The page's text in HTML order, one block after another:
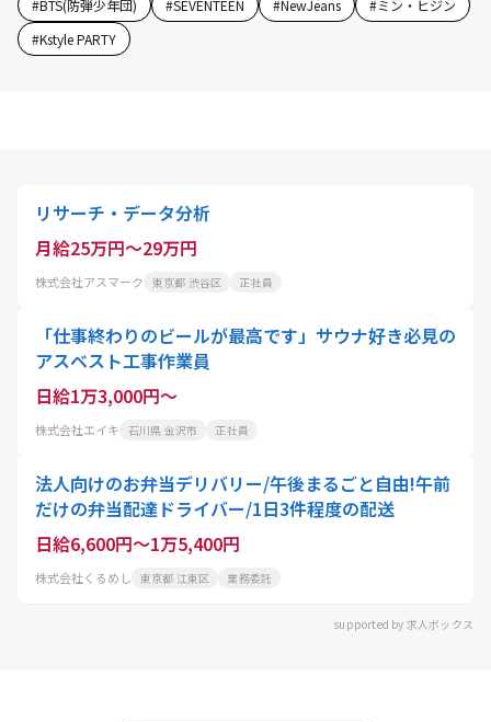
#BTS(防弾少年団) #SEVENTEEN #NewJeans #ミン・ヒジン
#Kstyle PARTY
リサーチ・データ分析
月給25万円～29万円
株式会社アスマーク 東京都 渋谷区 正社員
「仕事終わりのビールが最高です」サウナ好き必見の
アスベスト工事作業員
日給1万3,000円～
株式会社エイキ 石川県 金沢市 正社員
法人向けのお弁当デリバリー/午後まるごと自由!午前
だけの弁当配達ドライバー/1日3件程度の配送
日給6,600円～1万5,400円
株式会社くるめし 東京都 江東区 業務委託
supported by 求人ボックス